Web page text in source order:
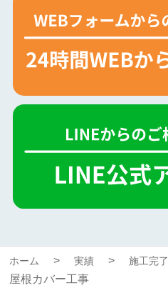
ホーム 実績 施工完了
屋根カバー工事